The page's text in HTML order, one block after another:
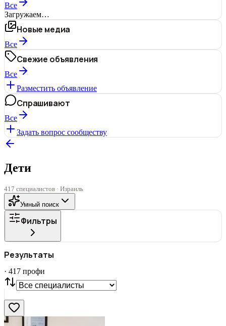
Все
Загружаем…
Новые медиа
Все
Свежие объявления
Все
Разместить объявление
Спрашивают
Все
Задать вопрос сообществу
Дети
417 специалистов · Израиль
Умный поиск
Фильтры
Все
СТАТУС
VIP С фото
Нашли
Сбросить
Результаты
· 417 профи